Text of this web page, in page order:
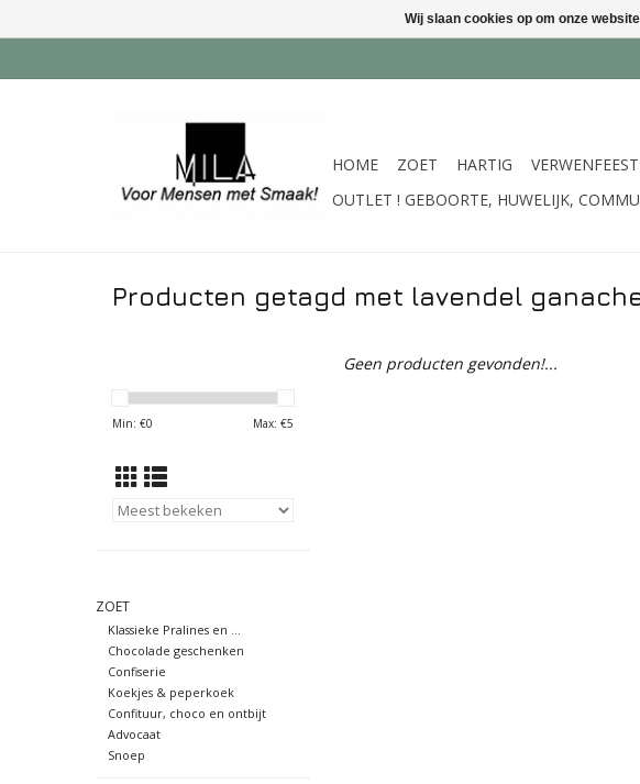
HOME ZOET HARTIG
OUTLET ! GEBOORTE, HUWELIJK,
Producten getagd met lavendel
Min: €0 Max: €5
ZOET
Klassieke Pralines en ...
Chocolade geschenken
Confiserie
Koekjes & peperkoek
Confituur, choco en ontbijt
Advocaat
Snoep
Geen producten gevonden!...
Wij slaan cookies op om onze